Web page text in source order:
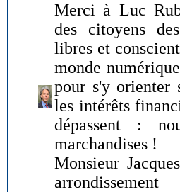
Merci à Luc
des citoyens
libres et
monde
pour s'y orienter
les intérêts
dépassent :
marchandises !
Monsieur
arrondissement